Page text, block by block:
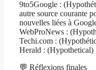
9to5Google :
autre source courante
nouvelles liées à
WebProNews :
Techi.com :
Herald : (Hypothetical)
💬 Réflexions finales